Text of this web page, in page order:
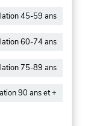
45-59 ans
60-74 ans
75-89 ans
90 ans et +